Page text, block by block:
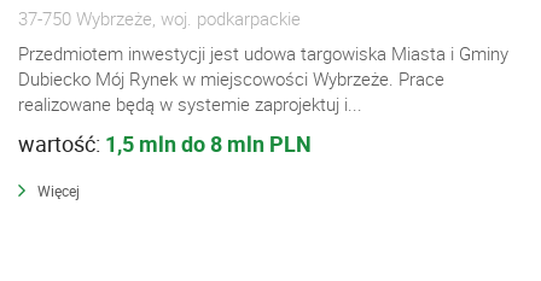
37-750 Wybrzeże, woj. podkarpackie
Przedmiotem inwestycji jest udowa targowiska Miasta i Gminy
Dubiecko Mój Rynek w miejscowości Wybrzeże. Prace
realizowane będą w systemie zaprojektuj i...
wartość: 1,5 mln do 8 mln PLN
Więcej